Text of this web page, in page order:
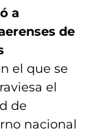
a
de
el que se
el
de
nacional